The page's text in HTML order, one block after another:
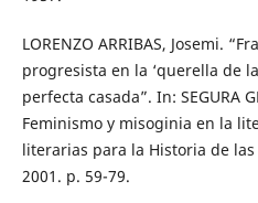
LORENZO ARRIBAS, Josemi.
progresista en la ‘querella de
perfecta casada”. In: SEGURA
Feminismo y misoginia en la
literarias para la Historia de
2001. p. 59-79.